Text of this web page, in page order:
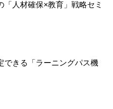
人材確保×教育」戦略セミ
できる「ラーニングパス機